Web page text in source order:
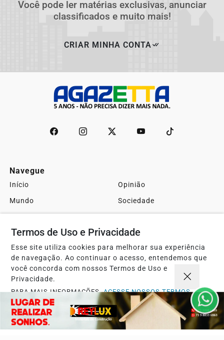
Você pode ler matérias exclusivas, anunciar
classificados e muito mais!
CRIAR MINHA CONTA
Navegue
Início
Opinião
Mundo
Sociedade
Política
Economia
Agro
Justiça
Saúde
Turismo
Esportes
Cultura
Futebol
Sobre
FAQ
Contato
Termos de Uso e Privacidade
Esse site utiliza cookies para melhorar sua experiência
de navegação. Ao continuar o acesso, entendemos que
você concorda com nossos Termos de Uso e
Privacidade.
PARA MAIS INFORMAÇÕES,ACESSE NOSSOS TERMOS
CLICANDO AQUI
PROSSEGUIR